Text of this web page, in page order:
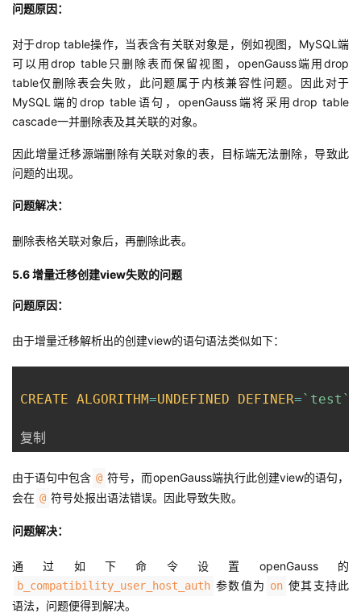
问题原因：
对于drop table操作，当表含有关联对象是，例如视图，MySQL端
可以用drop table只删除表而保留视图，openGauss端用drop
table仅删除表会失败，此问题属于内核兼容性问题。因此对于
MySQL端的drop table语句，openGauss端将采用drop table
cascade一并删除表及其关联的对象。
因此增量迁移源端删除有关联对象的表，目标端无法删除，导致此
问题的出现。
问题解决：
删除表格关联对象后，再删除此表。
5.6 增量迁移创建view失败的问题
问题原因：
由于增量迁移解析出的创建view的语句语法类似如下：
CREATE ALGORITHM=UNDEFINED DEFINER=` test `
复制
由于语句中包含 @ 符号，而openGauss端执行此创建view的语句，
会在 @ 符号处报出语法错误。因此导致失败。
问题解决：
通过如下命令设置openGauss的
b_compatibility_user_host_auth 参数值为 on 使其支持此
语法，问题便得到解决。